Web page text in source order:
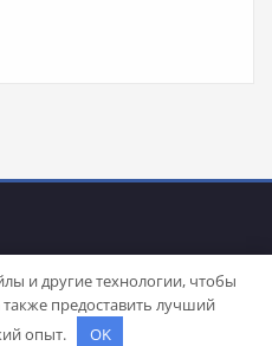
| Theme: Stacyby SpiceThemes
и другие технологии, чтобы
предоставить лучший
опыт.
OK